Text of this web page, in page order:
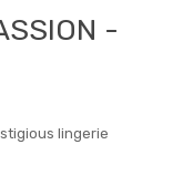
-
lingerie